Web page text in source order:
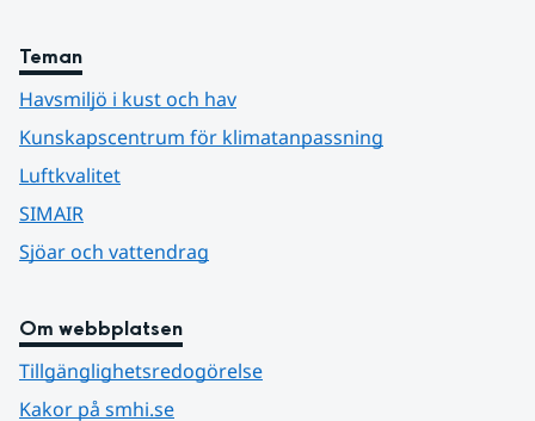
Teman
Havsmiljö i kust och hav
Kunskapscentrum för klimatanpassning
Luftkvalitet
SIMAIR
Sjöar och vattendrag
Om webbplatsen
Tillgänglighetsredogörelse
Kakor på smhi.se